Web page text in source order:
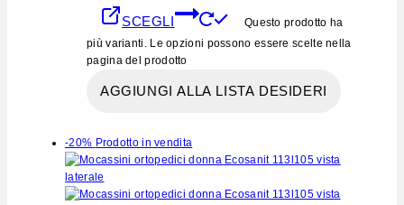
SCEGLI
Questo prodotto ha
più varianti. Le opzioni possono essere scelte nella
pagina del prodotto
AGGIUNGI ALLA LISTA DESIDERI
-20% Prodotto in vendita